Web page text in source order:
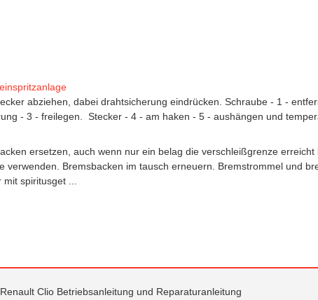
abziehen, dabei drahtsicherung eindrücken. Schraube - 1 -
- 3 - freilegen. Stecker - 4 - am haken - 5 - aushängen und
ersetzen, auch wenn nur ein belag die verschleißgrenze erreicht
verwenden. Bremsbacken im tausch erneuern. Bremstrommel und
spiritusget ...
Clio Betriebsanleitung und Reparaturanleitung